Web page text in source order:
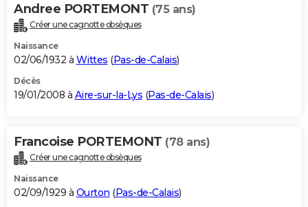
Andree PORTEMONT (75 ans)
Créer une cagnotte obsèques
Naissance
02/06/1932 à Wittes (Pas-de-Calais)
Décès
19/01/2008 à Aire-sur-la-Lys (Pas-de-Calais)
Francoise PORTEMONT (78 ans)
Créer une cagnotte obsèques
Naissance
02/09/1929 à Ourton (Pas-de-Calais)